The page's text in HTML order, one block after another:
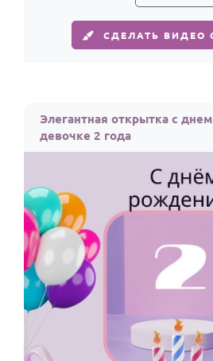
СДЕЛАТЬ ВИДЕО
Элегантная открытка с
девочке 2 года